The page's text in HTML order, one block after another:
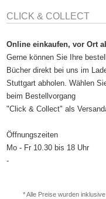
CLICK & COLLECT
Online einkaufen, vor Ort
Gerne können Sie Ihre
Bücher direkt bei uns im
Stuttgart abholen. Wählen
beim Bestellvorgang
"Click & Collect" als
Öffnungszeiten
Mo - Fr 10.30 bis 18 Uhr
-
* Alle Preise wurden